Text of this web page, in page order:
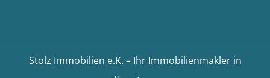
Stolz Immobilien e.K. – Ihr Immobilienmakler in